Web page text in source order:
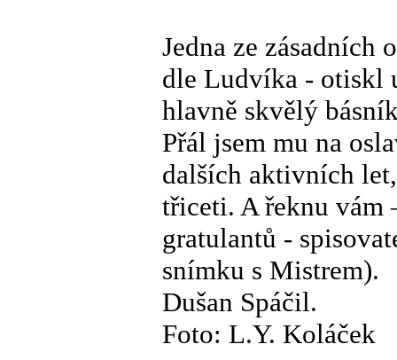
Jedna ze
dle Ludvíka - otiskl
hlavně skvělý
Přál jsem mu na
dalších aktivních
třiceti. A řeknu vám
gratulantů -
snímku s Mistrem).
Dušan Spáčil.
Foto: L.Y. Koláček